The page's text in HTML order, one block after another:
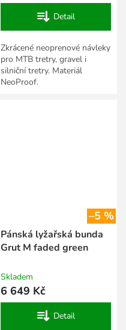
Detail
Zkrácené neoprenové návleky
pro MTB tretry, gravel i
silniční tretry. Materiál
NeoProof.
–5 %
Pánská lyžařská bunda
Grut M faded green
Skladem
6 649 Kč
Detail